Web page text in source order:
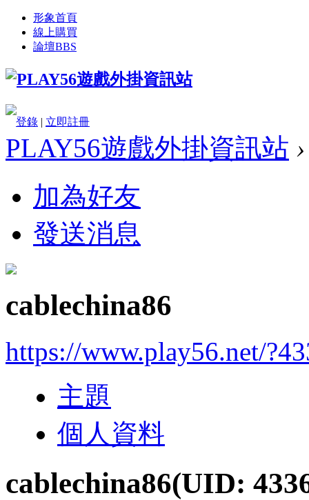
形象首頁
線上購買
論壇BBS
登錄 | 立即註冊
PLAY56遊戲外掛資訊站 ›
加為好友
發送消息
cablechina86
https://www.play56.net/
主題
個人資料
cablechina86(UID: